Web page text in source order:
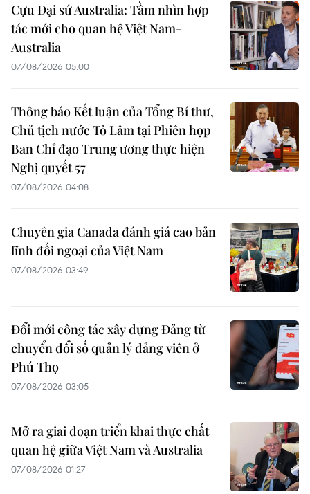
Cựu Đại sứ Australia: Tầm nhìn hợp
tác mới cho quan hệ Việt Nam-
Australia
07/08/2026 05:00
Thông báo Kết luận của Tổng Bí thư,
Chủ tịch nước Tô Lâm tại Phiên họp
Ban Chỉ đạo Trung ương thực hiện
Nghị quyết 57
07/08/2026 04:08
Chuyên gia Canada đánh giá cao bản
lĩnh đối ngoại của Việt Nam
07/08/2026 03:49
Đổi mới công tác xây dựng Đảng từ
chuyển đổi số quản lý đảng viên ở
Phú Thọ
07/08/2026 03:05
Mở ra giai đoạn triển khai thực chất
quan hệ giữa Việt Nam và Australia
07/08/2026 01:27